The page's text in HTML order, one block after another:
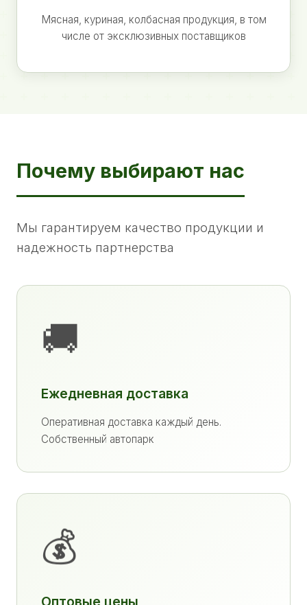
Мясная, куриная, колбасная продукция, в том
числе от эксклюзивных поставщиков
Почему выбирают нас
Мы гарантируем качество продукции и
надежность партнерства
🚚
Ежедневная доставка
Оперативная доставка каждый день.
Собственный автопарк
💰
Оптовые цены